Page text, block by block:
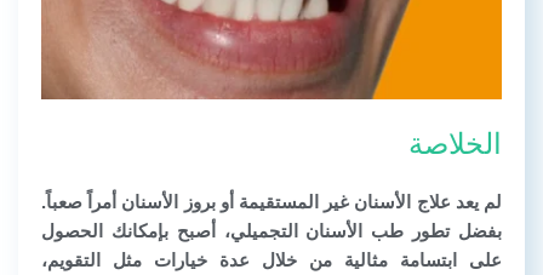
الخلاصة
لم يعد علاج الأسنان غير المستقيمة أو بروز الأسنان أمراً صعباً.
بفضل تطور طب الأسنان التجميلي، أصبح بإمكانك الحصول
على ابتسامة مثالية من خلال عدة خيارات مثل التقويم،